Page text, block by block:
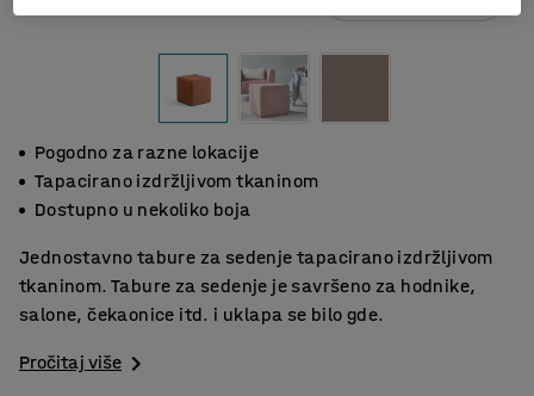
Pogodno za razne lokacije
Tapacirano izdržljivom tkaninom
Dostupno u nekoliko boja
Jednostavno tabure za sedenje tapacirano izdržljivom
tkaninom. Tabure za sedenje je savršeno za hodnike,
salone, čekaonice itd. i uklapa se bilo gde.
Pročitaj više